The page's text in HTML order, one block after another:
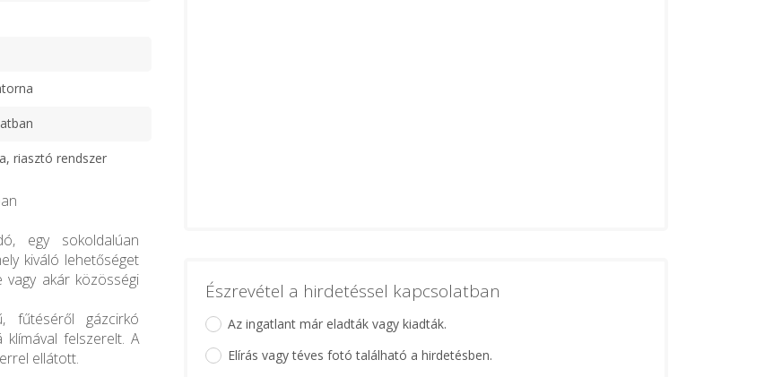
riasztó rendszer
egy sokoldalúan
kiváló lehetőséget
vagy akár közösségi
fűtéséről gázcirkó
felszerelt. A
ellátott.
Észrevétel a hirdetéssel kapcsolatban
Az ingatlant már eladták vagy kiadták.
Elírás vagy téves fotó található a hirdetésben.